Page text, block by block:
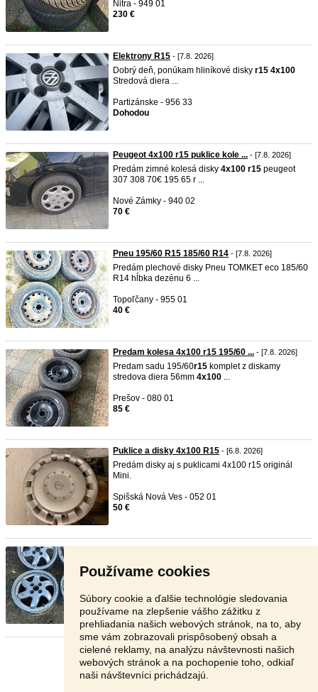
Používame cookies
Súbory cookie a ďalšie technológie sledovania
používame na zlepšenie vášho zážitku z
prehliadania našich webových stránok, na to, aby
sme vám zobrazovali prispôsobený obsah a
cielené reklamy, na analýzu návštevnosti našich
webových stránok a na pochopenie toho, odkiaľ
naši návštevníci prichádzajú.
Nitra - 949 01
230 €
Elektrony R15 - [7.8. 2026]
Dobrý deň, ponúkam hliníkové disky r15 4x100
Stredová diera ...
Partizánske - 956 33
Dohodou
Peugeot 4x100 r15 puklice kole ... - [7.8. 2026]
Predám zimné kolesá disky 4x100 r15 peugeot
307 308 70€ 195 65 r ...
Nové Zámky - 940 02
70 €
Pneu 195/60 R15 185/60 R14 - [7.8. 2026]
Predám plechové disky Pneu TOMKET eco 185/60
R14 hĺbka dezénu 6 ...
Topoľčany - 955 01
40 €
Predam kolesa 4x100 r15 195/60 ... - [7.8. 2026]
Predam sadu 195/60r15 komplet z diskamy
stredova diera 56mm 4x100 ...
Prešov - 080 01
85 €
Puklice a disky 4x100 R15 - [6.8. 2026]
Predám disky aj s puklicami 4x100 r15 originál
Mini.
Spišská Nová Ves - 052 01
50 €
Predám kompletnú sadu hliníkových diskov.
Parametre: * Rozm ...
Topoľčany - 956 14
Stránka: 1 2 3 Ďalšia